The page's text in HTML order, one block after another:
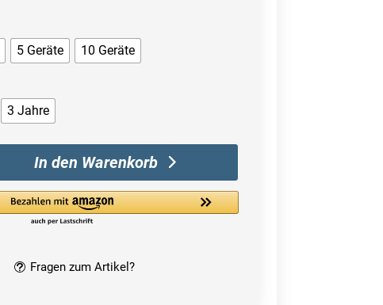
5 Geräte 10 Geräte
3 Jahre
In den Warenkorb
Fragen zum Artikel?